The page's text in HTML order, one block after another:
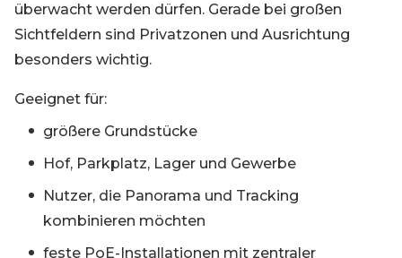
überwacht werden dürfen. Gerade bei großen
Sichtfeldern sind Privatzonen und Ausrichtung
besonders wichtig.
Geeignet für:
größere Grundstücke
Hof, Parkplatz, Lager und Gewerbe
Nutzer, die Panorama und Tracking
kombinieren möchten
feste PoE-Installationen mit zentraler